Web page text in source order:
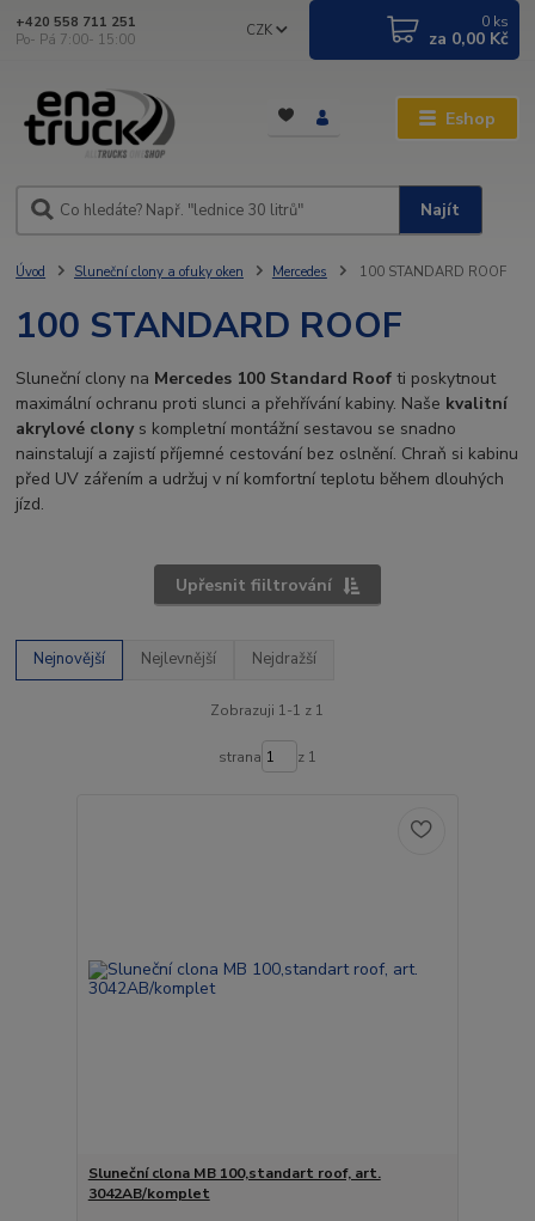
Eshop
CZK
Najít
+420 558 711 251
Po- Pá 7:00- 15:00
0 ks
za 0,00 Kč
Úvod Sluneční clony a ofuky oken Mercedes 100 STANDARD ROOF
100 STANDARD ROOF
Sluneční clony na Mercedes 100 Standard Roof ti poskytnout
maximální ochranu proti slunci a přehřívání kabiny. Naše kvalitní
akrylové clonys kompletní montážní sestavou se snadno
nainstalují a zajistí příjemné cestování bez oslnění. Chraň si kabinu
před UV zářením a udržuj v ní komfortní teplotu během dlouhých
jízd.
Upřesnit fiiltrování
Nejnovější Nejlevnější Nejdražší
Zobrazuji 1-1 z 1
strana z 1
Sluneční clona MB 100,standart roof, art.
3042AB/komplet